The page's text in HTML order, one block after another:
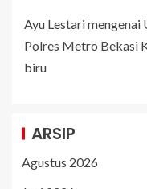
Ayu Lestarimengenai
Polres Metro Bekasi
biru
ARSIP
Agustus 2026